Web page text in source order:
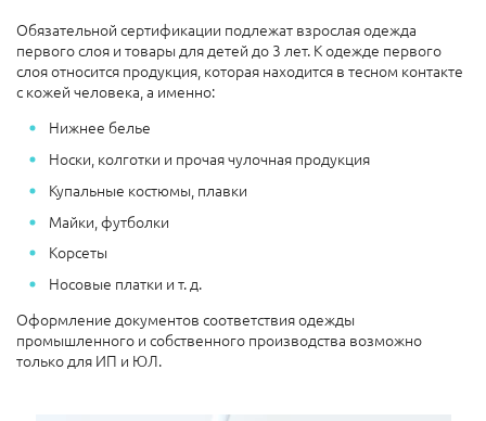
Обязательной сертификации подлежат взрослая одежда
первого слоя и товары для детей до 3 лет. К одежде первого
слоя относится продукция, которая находится в тесном контакте
с кожей человека, а именно:
Нижнее белье
Носки, колготки и прочая чулочная продукция
Купальные костюмы, плавки
Майки, футболки
Корсеты
Носовые платки и т. д.
Оформление документов соответствия одежды
промышленного и собственного производства возможно
только для ИП и ЮЛ.